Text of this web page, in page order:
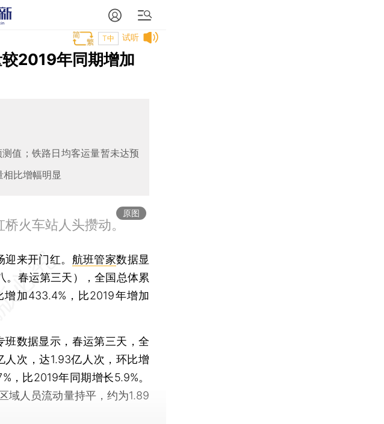
试听
T中
2019年同期增加
值；铁路日均客运量暂未达预
比增幅明显
原图
火车站人头攒动。
来开门红。 航班管家数据显
。春运第三天），全国总体累
加433.4%，比2019年增加
数据显示，春运第三天，全
次，达1.93亿人次，环比增
，比2019年同期增长5.9%。
域人员流动量持平，约为1.89